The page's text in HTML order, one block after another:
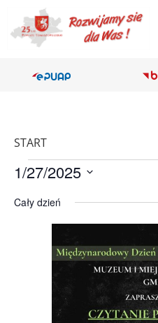
START
1/27/2025
datę.
Cały dzień